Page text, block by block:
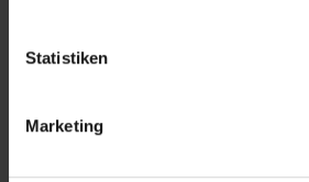
Statistiken
Marketing
108,00 €